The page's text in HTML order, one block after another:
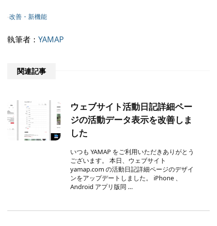
-改善・新機能
執筆者： YAMAP
関連記事
ウェブサイト活動日記詳細ペー
ジの活動データ表示を改善しま
した
いつも YAMAP をご利用いただきありがとう
ございます。 本日、ウェブサイト
yamap.com の活動日記詳細ページのデザイ
ンをアップデートしました。 iPhone 、
Android アプリ版同 …